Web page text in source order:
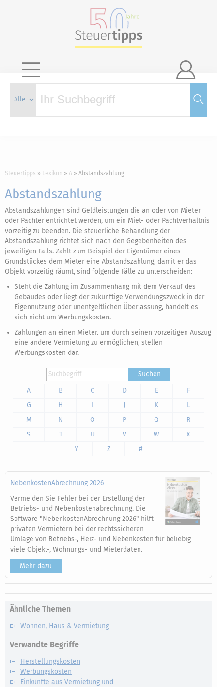

Steuertipps Lexikon A Abstandszahlung
Abstandszahlung
Abstandszahlungen sind Geldleistungen die an oder von Mieter
oder Pächter entrichtet werden, um ein Miet- oder Pachtverhältnis
vorzeitig zu beenden. Die steuerliche Behandlung der
Abstandszahlung richtet sich nach den Gegebenheiten des
jeweiligen Falls. Zahlt zum Beispiel der Eigentümer eines
Grundstückes dem Mieter eine Abstandszahlung, damit er das
Objekt vorzeitig räumt, sind folgende Fälle zu unterscheiden:
Steht die Zahlung im Zusammenhang mit dem Verkauf des
Gebäudes oder liegt der zukünftige Verwendungszweck in der
Eigennutzung oder unentgeltlichen Überlassung, handelt es
sich nicht um Werbungskosten.
Zahlungen an einen Mieter, um durch seinen vorzeitigen Auszug
eine andere Vermietung zu ermöglichen, stellen
Werbungskosten dar.
Suchen
A
B C D E
F
G
H I J K
L
M
N O P Q
R
S
T U V W
X
Y
Z #
NebenkostenAbrechnung 2026
Vermeiden Sie Fehler bei der Erstellung der
Betriebs- und Nebenkostenabrechnung. Die
Software "NebenkostenAbrechnung 2026" hilft
privaten Vermietern bei der rechtssicheren
Umlage von Betriebs-, Heiz- und Nebenkosten für beliebig
viele Objekt-, Wohnungs- und Mieterdaten.
Mehr dazu
Ähnliche Themen
Wohnen, Haus & Vermietung
Verwandte Begriffe
Herstellungskosten
Werbungskosten
Einkünfte aus Vermietung und